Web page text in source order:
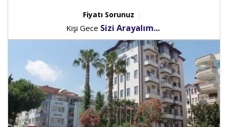
Fiyatı Sorunuz
Kişi Gece Sizi Arayalım...